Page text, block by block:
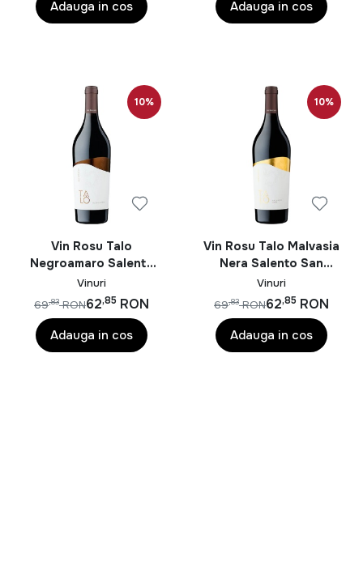
Adauga in cos Adauga in cos
10%
Vin Rosu Talo
Negroamaro Salento
San Marzano IGP 0.75L
Vinuri
62,85 RON
69,83 RON
Adauga in cos
10%
Vin Rosu Talo Malvasia
Nera Salento San
Marzano IGP 0.75L
Vinuri
62,85 RON
69,83 RON
Adauga in cos